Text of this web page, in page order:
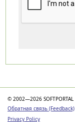
© 2002—2026 SOFTPORTAL
Обратная связь (Feedback)
Privacy Policy